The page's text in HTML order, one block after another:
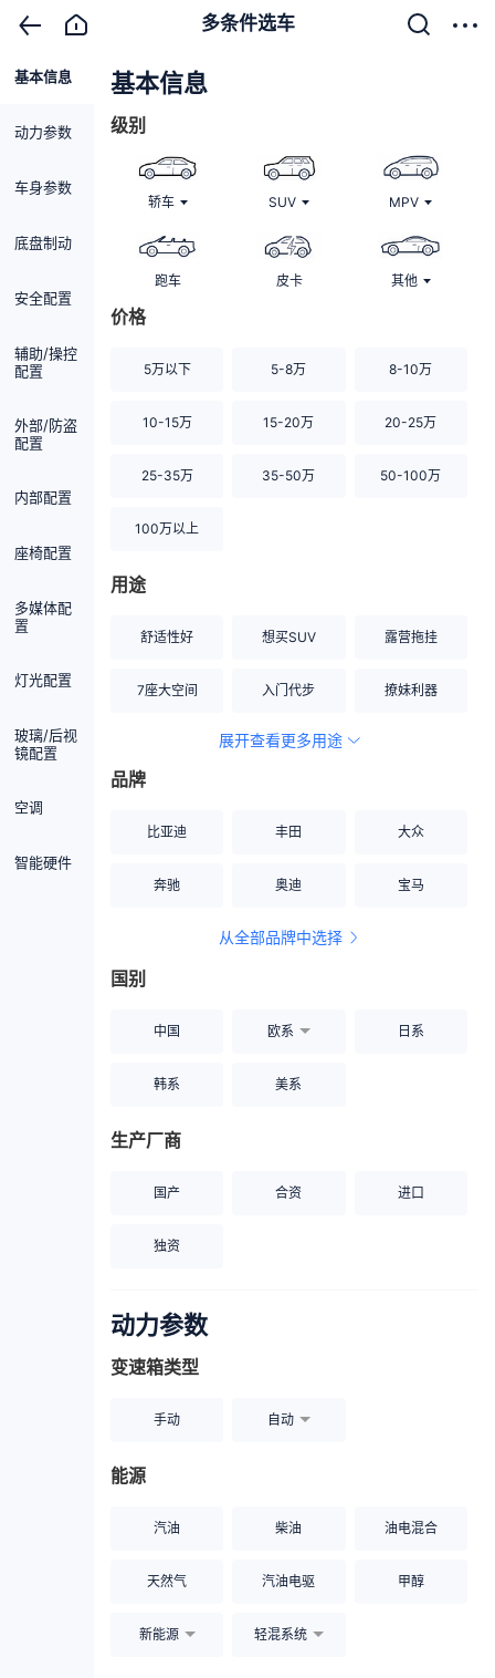
多条件选车
基本信息
动力参数
车身参数
底盘制动
安全配置
辅助/操控
配置
外部/防盗
配置
内部配置
座椅配置
多媒体配
置
灯光配置
玻璃/后视
镜配置
空调
智能硬件
基本信息
级别
轿车 SUV MPV
跑车 皮卡 其他
价格
5万以下 5-8万 8-10万
10-15万 15-20万 20-25万
25-35万 35-50万 50-100万
100万以上
用途
舒适性好 想买SUV 露营拖挂
7座大空间 入门代步 撩妹利器
空间宽敞
展开查看更多用途
品牌
比亚迪 丰田 大众
奔驰 奥迪 宝马
从全部品牌中选择
国别
中国 欧系 日系
韩系 美系
生产厂商
国产 合资 进口
独资
动力参数
变速箱类型
手动 自动
能源
汽油 柴油 油电混合
天然气 汽油电驱 甲醇
新能源 轻混系统